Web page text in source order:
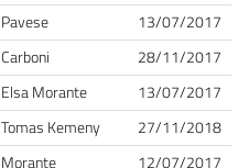
Pavese
13/07/2017
Carboni
28/11/2017
Elsa Morante
13/07/2017
Tomas Kemeny
27/11/2018
Morante
12/07/2017